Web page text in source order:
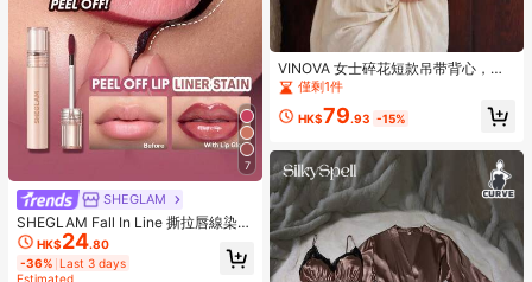
7
SHEGLAM
SHEGLAM Fall In Line 撕拉唇線染色
筆-Pinky Promise 品牌美妝化妝品
適合女士與女孩
HK$24.80
-36% Last 3 days
Estimated
VINOVA 女士碎花短款吊带背心，复
古蕾丝边方领无袖纽扣前襟休闲修身
衬衫，适合夏季野餐和度假，藏蓝色
僅剩1件
HK$79.93 -15%